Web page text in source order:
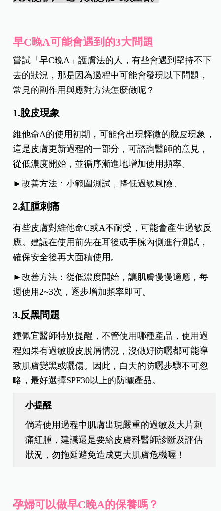
早C晚A可能會遇到的3大問題
嘗試「早C晚A」護膚法的人，有些會遇到堅持不下
去的狀況，那是因為過程中可能會發現以下問題，
常見的副作用與應對方法怎麼做呢？
1.脫皮現象
維他命A的使用初期，可能會出現輕微的脫皮現象，
這是皮膚更新過程的一部分，可諮詢醫師的意見，
從低濃度開始，並循序漸進地增加使用頻率。
►改善方法：小範圍測試，降低過敏風險。
2.紅腫刺痛
有些皮膚對維他命C或A不耐受，可能會產生過敏反
應。建議在使用前先在耳後或手腕內側進行測試，
確保安全後再大面積使用。
►改善方法：從低濃度開始，讓肌膚慢慢適應，每
週使用2~3次，逐步增加頻率即可。
3.反黑問題
鍾佩宜醫師特別提醒，不管使用哪種產品，使用過
程如果有過敏脫皮脫屑情況，沒做好防曬都可能導
致肌膚變黑或曬傷。因此，白天的防曬步驟不可忽
略，最好選擇SPF30以上的防曬產品。
小提醒
倘若使用過程中肌膚出現嚴重的過敏及大片刺
痛紅腫，建議還是要給皮膚科醫師診斷及評估
狀況，勿拖延避免造成更大肌膚危機喔！
孕婦可以做早C晚A的保養嗎？